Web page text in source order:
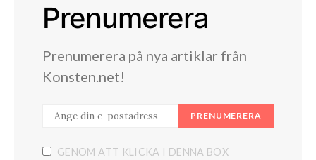
Prenumerera
Prenumerera på nya artiklar från
Konsten.net!
PRENUMERERA
GENOM ATT KLICKA I DENNA BOX